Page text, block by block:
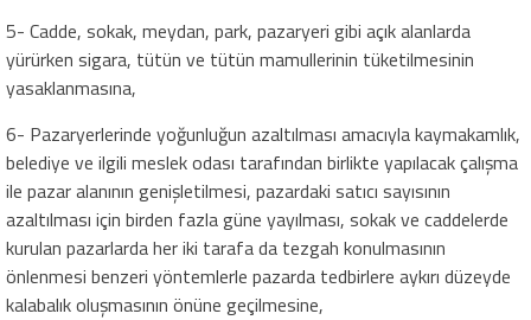
5- Cadde, sokak, meydan, park, pazaryeri gibi açık alanlarda
yürürken sigara, tütün ve tütün mamullerinin tüketilmesinin
yasaklanmasına,
6- Pazaryerlerinde yoğunluğun azaltılması amacıyla kaymakamlık,
belediye ve ilgili meslek odası tarafından birlikte yapılacak çalışma
ile pazar alanının genişletilmesi, pazardaki satıcı sayısının
azaltılması için birden fazla güne yayılması, sokak ve caddelerde
kurulan pazarlarda her iki tarafa da tezgah konulmasının
önlenmesi benzeri yöntemlerle pazarda tedbirlere aykırı düzeyde
kalabalık oluşmasının önüne geçilmesine,